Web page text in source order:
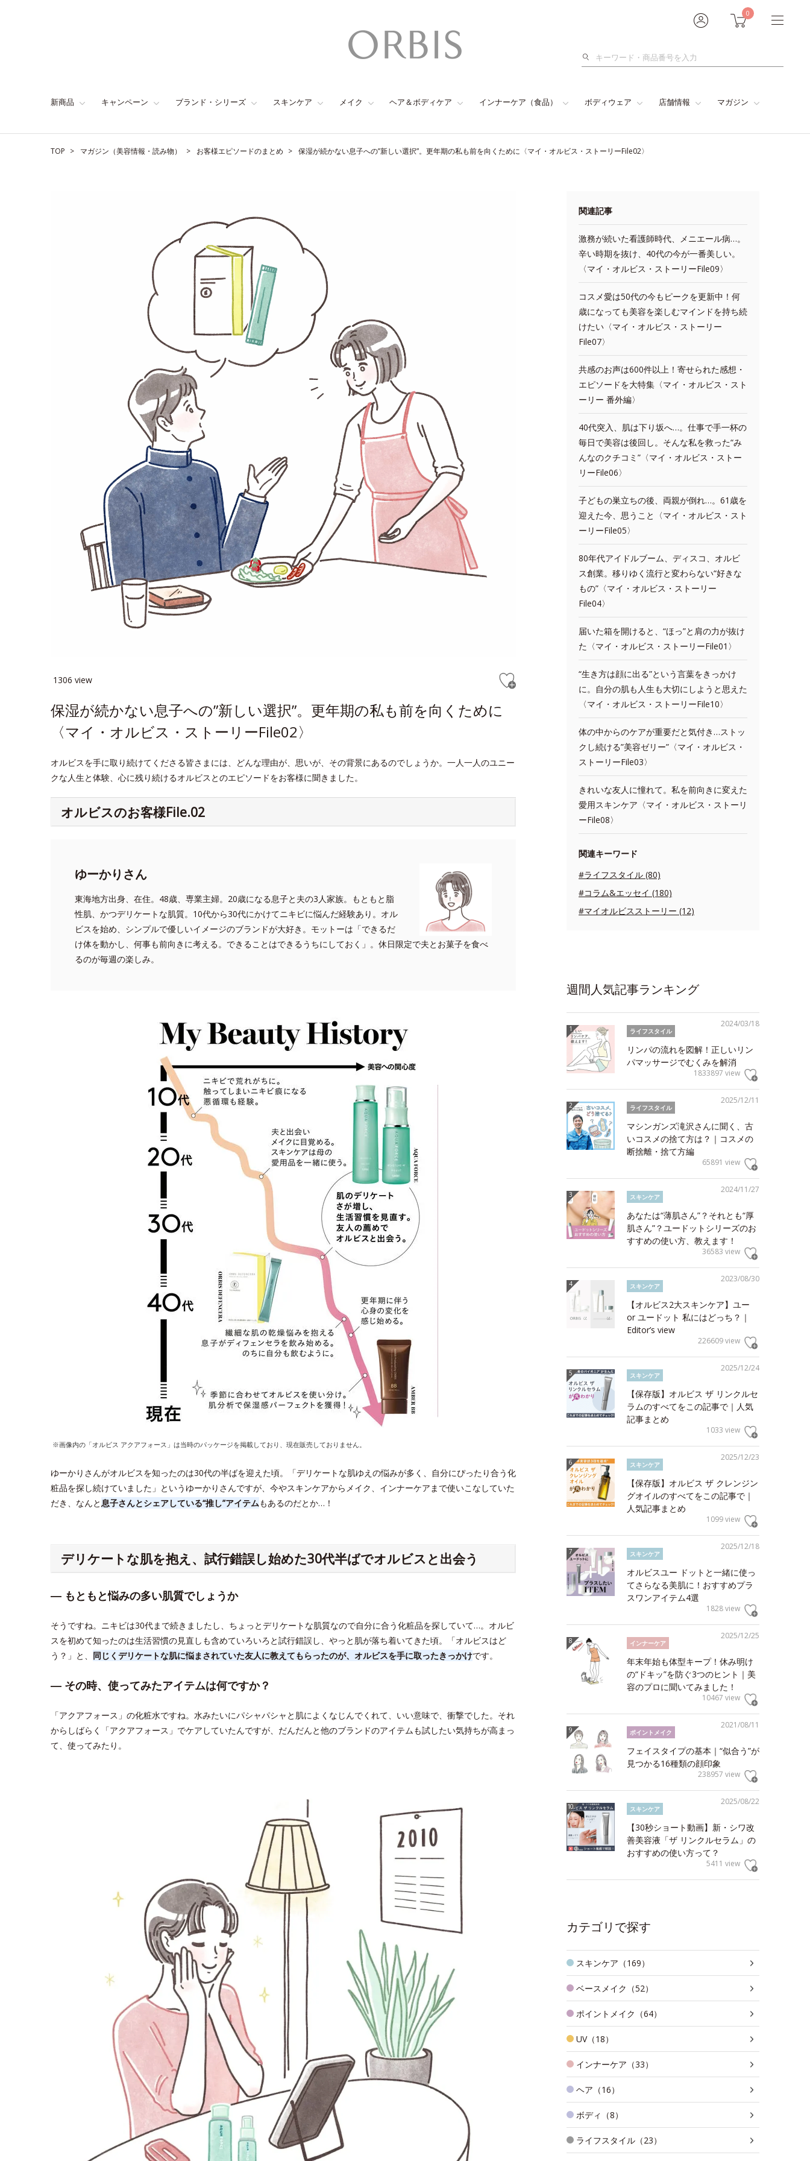
0
検
新商品 キャンペーン ブランド・シリーズ スキンケア メイク ヘア＆ボディケア インナーケア（食品） ボディウェア 店舗情報 マガジン
TOP マガジン（美容情報・読み物） お客様エピソードのまとめ 保湿が続かない息子への”新しい選択”。更年期の私も前を向くために〈マイ・オルビス・ストーリーFile02〉
1306 view
保湿が続かない息子への”新しい選択”。更年期の私も前を向くために
〈マイ・オルビス・ストーリーFile02〉
オルビスを手に取り続けてくださる皆さまには、どんな理由が、思いが、その背景にあるのでしょうか。一人一人のユニー
クな人生と体験、心に残り続けるオルビスとのエピソードをお客様に聞きました。
オルビスのお客様File.02
ゆーかりさん
東海地方出身、在住。48歳、専業主婦。20歳になる息子と夫の3人家族。もともと脂
性肌、かつデリケートな肌質。10代から30代にかけてニキビに悩んだ経験あり。オル
ビスを始め、シンプルで優しいイメージのブランドが大好き。モットーは「できるだ
け体を動かし、何事も前向きに考える。できることはできるうちにしておく」。休日限定で夫とお菓子を食べ
るのが毎週の楽しみ。
※画像内の「オルビス アクアフォース」は当時のパッケージを掲載しており、現在販売しておりません。
ゆーかりさんがオルビスを知ったのは30代の半ばを迎えた頃。「デリケートな肌ゆえの悩みが多く、自分にぴったり合う化
粧品を探し続けていました」というゆーかりさんですが、今やスキンケアからメイク、インナーケアまで使いこなしていた
だき、なんと息子さんとシェアしている“推し”アイテムもあるのだとか…！
デリケートな肌を抱え、試行錯誤し始めた30代半ばでオルビスと出会う
― もともと悩みの多い肌質でしょうか
そうですね。ニキビは30代まで続きましたし、ちょっとデリケートな肌質なので自分に合う化粧品を探していて…。オルビ
スを初めて知ったのは生活習慣の見直しも含めていろいろと試行錯誤し、やっと肌が落ち着いてきた頃。「オルビスはど
う？」と、 同じくデリケートな肌に悩まされていた友人に教えてもらったのが、オルビスを手に取ったきっかけです。
― その時、使ってみたアイテムは何ですか？
「アクアフォース」の化粧水ですね。水みたいにパシャパシャと肌によくなじんでくれて、いい意味で、衝撃でした。それ
からしばらく「アクアフォース」でケアしていたんですが、だんだんと他のブランドのアイテムも試したい気持ちが高まっ
て、使ってみたり。
関連記事
激務が続いた看護師時代、メニエール病…。
辛い時期を抜け、40代の今が一番美しい。
〈マイ・オルビス・ストーリーFile09〉
コスメ愛は50代の今もピークを更新中！何
歳になっても美容を楽しむマインドを持ち続
けたい〈マイ・オルビス・ストーリー
File07〉
共感のお声は600件以上！寄せられた感想・
エピソードを大特集〈マイ・オルビス・スト
ーリー 番外編〉
40代突入、肌は下り坂へ…。仕事で手一杯の
毎日で美容は後回し。そんな私を救った“み
んなのクチコミ”〈マイ・オルビス・ストー
リーFile06〉
子どもの巣立ちの後、両親が倒れ…。61歳を
迎えた今、思うこと〈マイ・オルビス・スト
ーリーFile05〉
80年代アイドルブーム、ディスコ、オルビ
ス創業。移りゆく流行と変わらない“好きな
もの”〈マイ・オルビス・ストーリー
File04〉
届いた箱を開けると、“ほっ”と肩の力が抜け
た〈マイ・オルビス・ストーリーFile01〉
“生き方は顔に出る”という言葉をきっかけ
に。自分の肌も人生も大切にしようと思えた
〈マイ・オルビス・ストーリーFile10〉
体の中からのケアが重要だと気付き…ストッ
クし続ける”美容ゼリー”〈マイ・オルビス・
ストーリーFile03〉
きれいな友人に憧れて。私を前向きに変えた
愛用スキンケア〈マイ・オルビス・ストーリ
ーFile08〉
関連キーワード
#ライフスタイル (80)
#コラム&エッセイ (180)
#マイオルビスストーリー (12)
週間人気記事ランキング
2024/03/18
ライフスタイル
リンパの流れを図解！正しいリン
パマッサージでむくみを解消
1833897 view
2025/12/11
ライフスタイル
マシンガンズ滝沢さんに聞く、古
いコスメの捨て方は？｜コスメの
断捨離・捨て方編
65891 view
2024/11/27
スキンケア
あなたは“薄肌さん”？それとも“厚
肌さん”？ユードットシリーズのお
すすめの使い方、教えます！
36583 view
2023/08/30
スキンケア
【オルビス2大スキンケア】ユー
or ユードット 私にはどっち？｜
Editor’s view
226609 view
2025/12/24
スキンケア
【保存版】オルビス ザ リンクルセ
ラムのすべてをこの記事で｜人気
記事まとめ
1033 view
2025/12/23
スキンケア
【保存版】オルビス ザ クレンジン
グオイルのすべてをこの記事で｜
人気記事まとめ
1099 view
2025/12/18
スキンケア
オルビスユー ドットと一緒に使っ
てさらなる美肌に！おすすめプラ
スワンアイテム4選
1828 view
2025/12/25
インナーケア
年末年始も体型キープ！休み明け
の“ドキッ”を防ぐ3つのヒント｜美
容のプロに聞いてみました！
10467 view
2021/08/11
ポイントメイク
フェイスタイプの基本｜“似合う”が
見つかる16種類の顔印象
238957 view
2025/08/22
スキンケア
【30秒ショート動画】新・シワ改
善美容液「ザ リンクルセラム」の
おすすめの使い方って？
5411 view
カテゴリで探す
スキンケア（169）
ベースメイク（52）
ポイントメイク（64）
UV（18）
インナーケア（33）
ヘア（16）
ボディ（8）
ライフスタイル（23）